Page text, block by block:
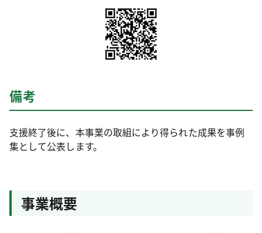
備考
支援終了後に、本事業の取組により得られた成果を事例
集として公表します。
事業概要